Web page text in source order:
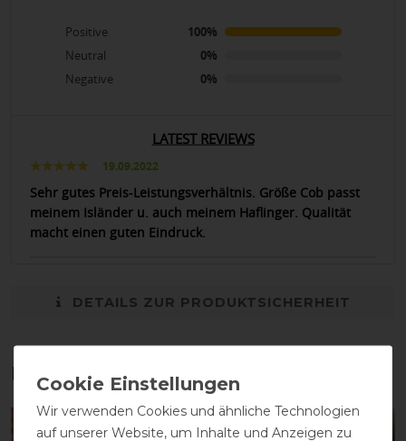
Positive
100%
Neutral
0%
Negative
0%
LATEST REVIEWS
19.09.2022
Sehr gutes Preis-Leistungsverhältnis. Größe Cob passt
meinem Isländer u. auch meinem Haflinger. Qualität
macht einen guten Eindruck.
DETAILS ZUR PRODUKTSICHERHEIT
Das perfekte Zubehör für dich
-14% -13%
Wir verwenden Cookies und ähnliche Technologien
auf unserer Website, um Inhalte und Anzeigen zu